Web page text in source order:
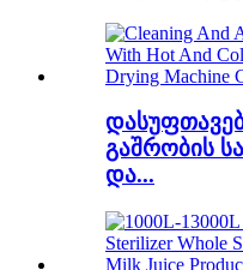
გაშრობის
და...